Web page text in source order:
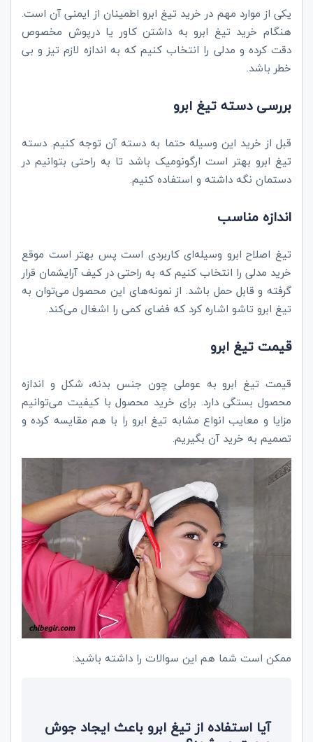
یکی از موارد مهم در خرید تیغ ابرو اطمینان از ایمنی آن است.
هنگام خرید تیغ ابرو به داشتن کاور یا درپوش مخصوص
دقت کرده و مدلی را انتخاب کنیم که به اندازه لازم تیز و بی
خطر باشد.
بررسی دسته تیغ ابرو
قبل از خرید این وسیله حتما به دسته آن توجه کنیم. دسته
تیغ ابرو بهتر است ارگونومیک باشد تا به راحتی بتوانیم در
دستمان نگه داشته و استفاده کنیم.
اندازه مناسب
تیغ اصلاح ابرو وسیله‌ای کاربردی است پس بهتر است موقع
خرید مدلی را انتخاب کنیم که به راحتی در کیف آرایشمان قرار
گرفته و قابل حمل باشد. از نمونه‌های این محصول می‌توان به
تیغ ابرو تاشو اشاره کرد که فضای کمی را اشغال می‌کند.
قیمت تیغ ابرو
قیمت تیغ ابرو به عوملی چون جنس بدنه، شکل و اندازه
محصول بستگی دارد. برای خرید محصول با کیفیت می‌توانیم
مزایا و معایب انواع مشابه تیغ ابرو را با هم مقایسه کرده و
تصمیم به خرید آن بگیریم.
ممکن است شما هم این سوالات را داشته باشید:
آیا استفاده از تیغ ابرو باعث ایجاد جوش